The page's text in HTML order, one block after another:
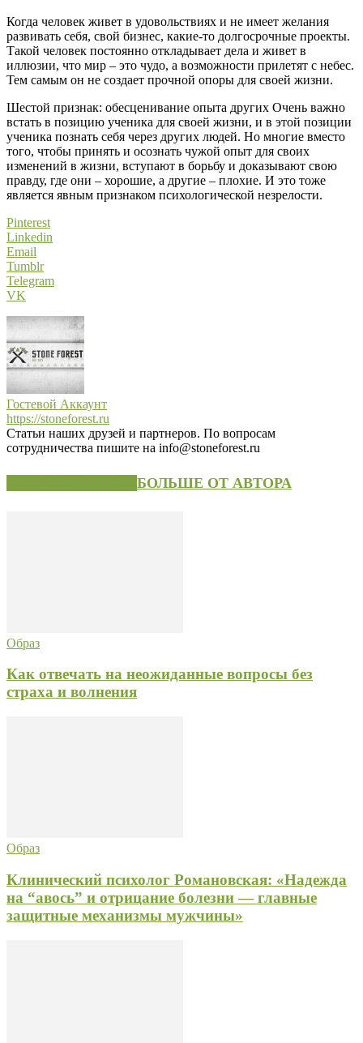
Когда человек живет в удовольствиях и не имеет желания
развивать себя, свой бизнес, какие-то долгосрочные проекты.
Такой человек постоянно откладывает дела и живет в
иллюзии, что мир – это чудо, а возможности прилетят с небес.
Тем самым он не создает прочной опоры для своей жизни.
Шестой признак: обесценивание опыта других Очень важно
встать в позицию ученика для своей жизни, и в этой позиции
ученика познать себя через других людей. Но многие вместо
того, чтобы принять и осознать чужой опыт для своих
изменений в жизни, вступают в борьбу и доказывают свою
правду, где они – хорошие, а другие – плохие. И это тоже
является явным признаком психологической незрелости.
Pinterest
Linkedin
Email
Tumblr
Telegram
VK
Гостевой Аккаунт
https://stoneforest.ru
Статьи наших друзей и партнеров. По вопросам
сотрудничества пишите на info@stoneforest.ru
БОЛЬШЕ ОТ АВТОРА
Образ
Как отвечать на неожиданные вопросы без
страха и волнения
Образ
Клинический психолог Романовская: «Надежда
на “авось” и отрицание болезни — главные
защитные механизмы мужчины»